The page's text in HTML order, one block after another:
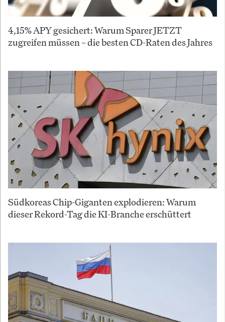
4,15% APY gesichert: Warum Sparer JETZT
zugreifen müssen – die besten CD-Raten des Jahres
Südkoreas Chip-Giganten explodieren: Warum
dieser Rekord-Tag die KI-Branche erschüttert